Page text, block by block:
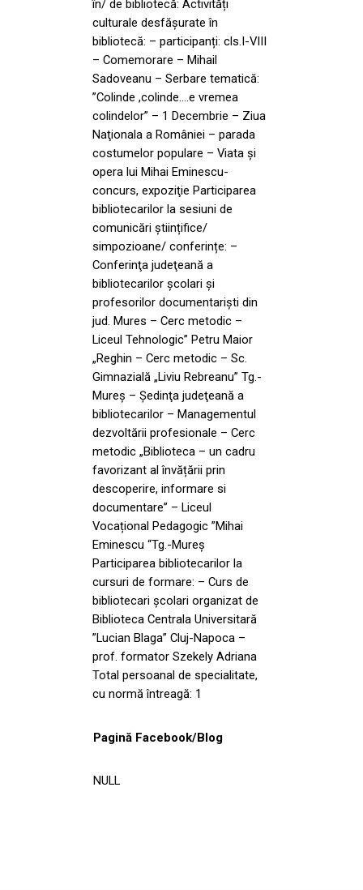
în/ de bibliotecă: Activități
culturale desfășurate în
bibliotecă: – participanți: cls.I-VIII
– Comemorare – Mihail
Sadoveanu – Serbare tematică:
”Colinde ,colinde….e vremea
colindelor” – 1 Decembrie – Ziua
Naţionala a României – parada
costumelor populare – Viata și
opera lui Mihai Eminescu-
concurs, expoziţie Participarea
bibliotecarilor la sesiuni de
comunicări științifice/
simpozioane/ conferințe: –
Conferinţa judeţeană a
bibliotecarilor şcolari și
profesorilor documentarişti din
jud. Mures – Cerc metodic –
Liceul Tehnologic” Petru Maior
„Reghin – Cerc metodic – Sc.
Gimnazială „Liviu Rebreanu” Tg.-
Mureș – Şedinţa judeţeană a
bibliotecarilor – Managementul
dezvoltării profesionale – Cerc
metodic „Biblioteca – un cadru
favorizant al învățării prin
descoperire, informare si
documentare” – Liceul
Vocațional Pedagogic ”Mihai
Eminescu “Tg.-Mureș
Participarea bibliotecarilor la
cursuri de formare: – Curs de
bibliotecari şcolari organizat de
Biblioteca Centrala Universitară
”Lucian Blaga” Cluj-Napoca –
prof. formator Szekely Adriana
Total persoanal de specialitate,
cu normă întreagă: 1
Pagină Facebook/Blog
NULL